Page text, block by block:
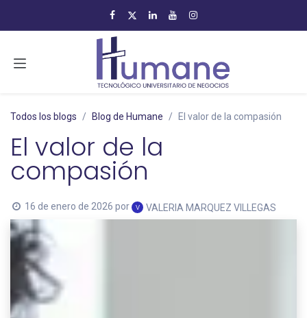
Todos los blogs Blog de Humane El valor de la compasión
El valor de la
compasión
16 de enero de 2026 por VALERIA MARQUEZ VILLEGAS